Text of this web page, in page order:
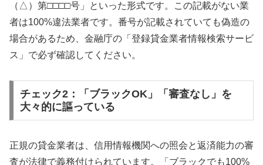
（△）第□□□□号」といった形式です。この記載がない業
者は100%違法業者です。番号が記載されていても偽造の
場合があるため、金融庁の「登録貸金業者情報検索サービ
ス」で必ず確認してください。
チェック2：「ブラックOK」「審査なし」を
大々的に謳っている
正規の貸金業者は、信用情報機関への照会と返済能力の審
査が法律で義務付けられています。「ブラックでも100%